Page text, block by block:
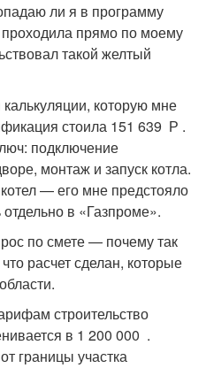
ли я в программу
прямо по моему
такой желтый
которую мне
стоила 151 639 Р .
подключение
монтаж и запуск котла.
— его мне предстояло
в «Газпроме».
по смете — почему так
расчет сделан, которые
строительство
в 1 200 000 .
границы участка